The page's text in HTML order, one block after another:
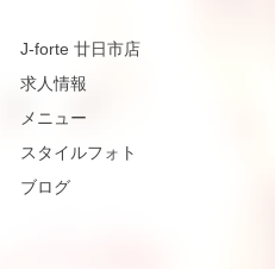
J-forte 廿日市店
求人情報
メニュー
スタイルフォト
ブログ